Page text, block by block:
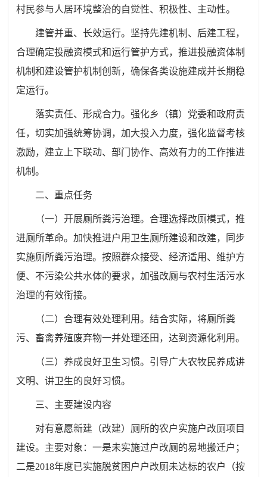
村民参与人居环境整治的自觉性、积极性、主动性。
建管并重、长效运行。坚持先建机制、后建工程，
合理确定投融资模式和运行管护方式，推进投融资体制
机制和建设管护机制创新，确保各类设施建成并长期稳
定运行。
落实责任、形成合力。强化乡（镇）党委和政府责
任，切实加强统筹协调，加大投入力度，强化监督考核
激励，建立上下联动、部门协作、高效有力的工作推进
机制。
二、重点任务
（一）开展厕所粪污治理。合理选择改厕模式，推
进厕所革命。加快推进户用卫生厕所建设和改建，同步
实施厕所粪污治理。按照群众接受、经济适用、维护方
便、不污染公共水体的要求，加强改厕与农村生活污水
治理的有效衔接。
（二）合理有效处理利用。结合实际，将厕所粪
污、畜禽养殖废弃物一并处理还田，达到资源化利用。
（三）养成良好卫生习惯。引导广大农牧民养成讲
文明、讲卫生的良好习惯。
三、主要建设内容
对有意愿新建（改建）厕所的农户实施户改厕项目
建设。主要对象：一是未实施过户改厕的易地搬迁户；
二是2018年度已实施脱贫困户户改厕未达标的农户（按